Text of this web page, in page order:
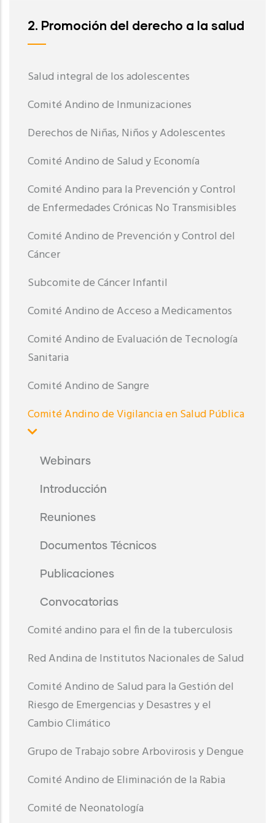
2. Promoción del derecho a la salud
Salud integral de los adolescentes
Comité Andino de Inmunizaciones
Derechos de Niñas, Niños y Adolescentes
Comité Andino de Salud y Economía
Comité Andino para la Prevención y Control
de Enfermedades Crónicas No Transmisibles
Comité Andino de Prevención y Control del
Cáncer
Subcomite de Cáncer Infantil
Comité Andino de Acceso a Medicamentos
Comité Andino de Evaluación de Tecnología
Sanitaria
Comité Andino de Sangre
Comité Andino de Vigilancia en Salud Pública
Webinars
Introducción
Reuniones
Documentos Técnicos
Publicaciones
Convocatorias
Comité andino para el fin de la tuberculosis
Red Andina de Institutos Nacionales de Salud
Comité Andino de Salud para la Gestión del
Riesgo de Emergencias y Desastres y el
Cambio Climático
Grupo de Trabajo sobre Arbovirosis y Dengue
Comité Andino de Eliminación de la Rabia
Comité de Neonatología